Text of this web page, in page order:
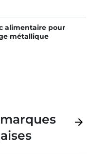
alimentaire pour
métallique
arrow_forward